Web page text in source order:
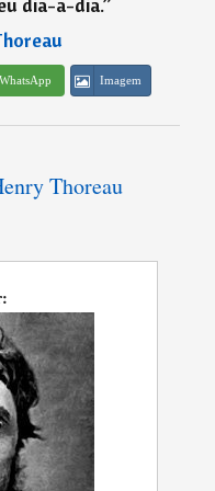
WhatsApp Imagem
Thoreau